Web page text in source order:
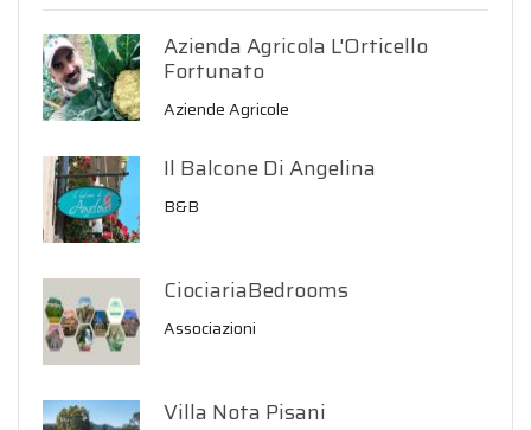
Azienda Agricola L'Orticello
Fortunato
Aziende Agricole
Il Balcone Di Angelina
B&B
CiociariaBedrooms
Associazioni
Villa Nota Pisani